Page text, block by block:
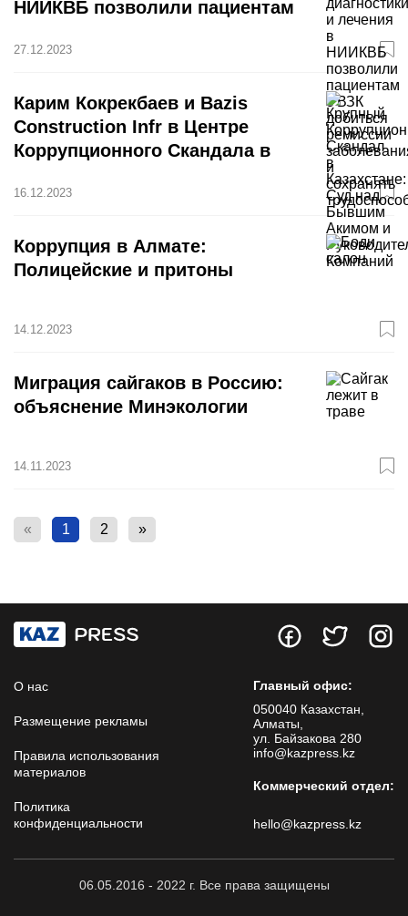
27.12.2023
НИИКВБ позволили пациентам
заболевания и сохранять
16.12.2023
Карим Кокрекбаев и Bazis
Construction Infr в Центре
Коррупционного Скандала в
14.12.2023
Коррупция в Алмате:
Полицейские и притоны
14.11.2023
Миграция сайгаков в Россию:
объяснение Минэкологии
« 1 2 »
О нас
Размещение рекламы
Правила использования
материалов
Политика
конфиденциальности
Главный офис:
050040 Казахстан,
Алматы,
ул. Байзакова 280
info@kazpress.kz
Коммерческий отдел:
hello@kazpress.kz
06.05.2016 - 2022 г. Все права защищены